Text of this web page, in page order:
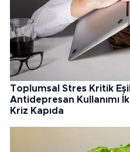
Toplumsal Stres Kritik
Antidepresan Kullanımı
Kriz Kapıda